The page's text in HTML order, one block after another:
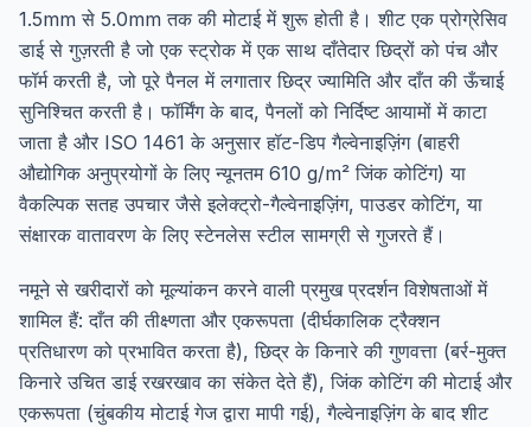
1.5mm से 5.0mm तक की मोटाई में शुरू होती है। शीट एक प्रोग्रेसिव
डाई से गुज़रती है जो एक स्ट्रोक में एक साथ दाँतेदार छिद्रों को पंच और
फॉर्म करती है, जो पूरे पैनल में लगातार छिद्र ज्यामिति और दाँत की ऊँचाई
सुनिश्चित करती है। फॉर्मिंग के बाद, पैनलों को निर्दिष्ट आयामों में काटा
जाता है और ISO 1461 के अनुसार हॉट-डिप गैल्वेनाइज़िंग (बाहरी
औद्योगिक अनुप्रयोगों के लिए न्यूनतम 610 g/m² जिंक कोटिंग) या
वैकल्पिक सतह उपचार जैसे इलेक्ट्रो-गैल्वेनाइज़िंग, पाउडर कोटिंग, या
संक्षारक वातावरण के लिए स्टेनलेस स्टील सामग्री से गुजरते हैं।
नमूने से खरीदारों को मूल्यांकन करने वाली प्रमुख प्रदर्शन विशेषताओं में
शामिल हैं: दाँत की तीक्ष्णता और एकरूपता (दीर्घकालिक ट्रैक्शन
प्रतिधारण को प्रभावित करता है), छिद्र के किनारे की गुणवत्ता (बर्र-मुक्त
किनारे उचित डाई रखरखाव का संकेत देते हैं), जिंक कोटिंग की मोटाई और
एकरूपता (चुंबकीय मोटाई गेज द्वारा मापी गई), गैल्वेनाइज़िंग के बाद शीट